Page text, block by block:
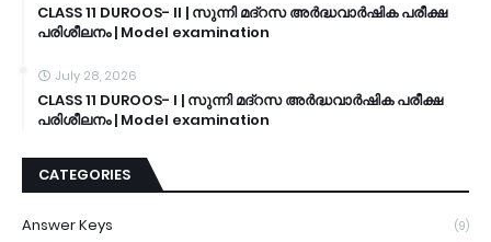
CLASS 11 DUROOS- II | സുന്നി മദ്റസ അർദ്ധവാർഷിക പരീക്ഷ
പരിശീലനം | Model examination
July 28, 2026
CLASS 11 DUROOS- I | സുന്നി മദ്റസ അർദ്ധവാർഷിക പരീക്ഷ
പരിശീലനം | Model examination
CATEGORIES
Answer Keys (9)